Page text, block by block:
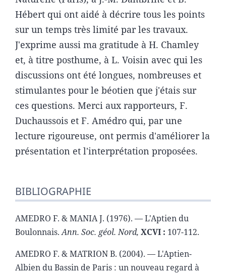
Hébert qui ont aidé à décrire tous les points
sur un temps très limité par les travaux.
J'exprime aussi ma gratitude à H. Chamley
et, à titre posthume, à L. Voisin avec qui les
discussions ont été longues, nombreuses et
stimulantes pour le béotien que j'étais sur
ces questions. Merci aux rapporteurs, F.
Duchaussois et F. Amédro qui, par une
lecture rigoureuse, ont permis d'améliorer la
présentation et l'interprétation proposées.
BIBLIOGRAPHIE
AMEDRO F. & MANIA J. (1976). — L'Aptien du
Boulonnais.Ann. Soc. géol. Nord, XCVI : 107-112.
AMEDRO F. & MATRION B. (2004). — L'Aptien-
Albien du Bassin de Paris : un nouveau regard à